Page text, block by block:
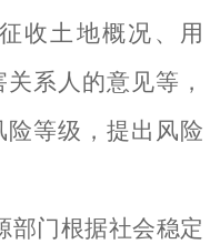
收土地概况、 用
系人的意见等，
等级，提出风险
部门根据社会稳定